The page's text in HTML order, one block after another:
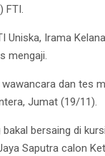
FTI.
Uniska, Irama
mengaji.
dan tes
Jumat (19/11).
bersaing di
Saputra calon